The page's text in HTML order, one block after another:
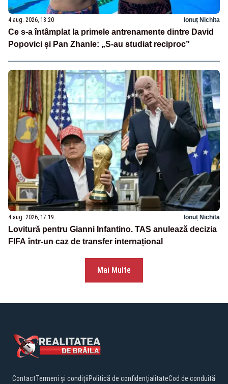
4 aug. 2026, 18:20 Ionuț Nichita
Ce s-a întâmplat la primele antrenamente dintre David
Popovici și Pan Zhanle: „S-au studiat reciproc”
4 aug. 2026, 17:19 Ionuț Nichita
Lovitură pentru Gianni Infantino. TAS anulează decizia
FIFA într-un caz de transfer internațional
Mai Multe
ContactTermeni și condițiiPolitică de confidențialitateCod de conduită